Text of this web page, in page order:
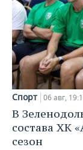
Спорт 06 авг,
В
состава ХК
сезон